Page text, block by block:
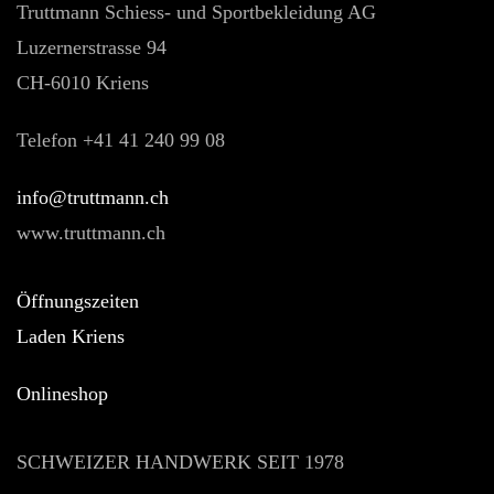
Truttmann Schiess- und Sportbekleidung AG
Luzernerstrasse 94
CH-6010 Kriens
Telefon +41 41 240 99 08
hc.nnamtturt@ofni
www.truttmann.ch
Öffnungszeiten
Laden Kriens
Onlineshop
SCHWEIZER HANDWERK SEIT 1978